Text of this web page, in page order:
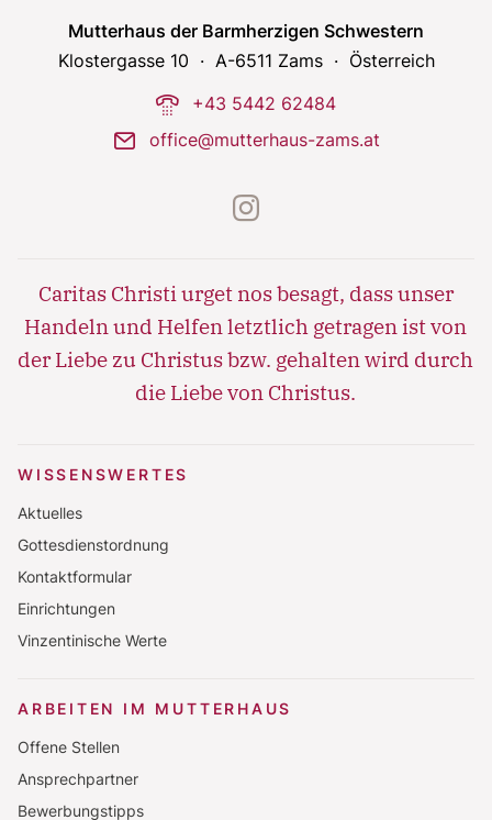
Mutterhaus der Barmherzigen Schwestern
Klostergasse 10
A-6511 Zams Österreich
phone-dial +43 5442 62484
mail office@mutterhaus-zams.at
instagram
Caritas Christi urget nos besagt, dass unser
Handeln und Helfen letztlich getragen ist von
der Liebe zu Christus bzw. gehalten wird durch
die Liebe von Christus.
WISSENSWERTES
Aktuelles
Gottesdienstordnung
Kontaktformular
Einrichtungen
Vinzentinische Werte
ARBEITEN IM MUTTERHAUS
Offene Stellen
Ansprechpartner
Bewerbungstipps